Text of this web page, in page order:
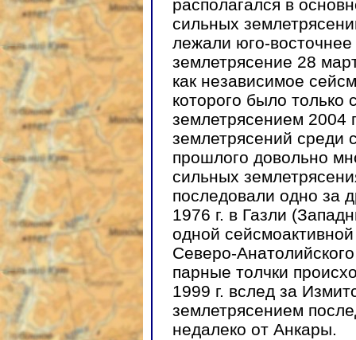
располагался в
сильных
лежали юго-
землетрясение 28
как независимое
которого было
землетрясением 2004
землетрясений среди
прошлого довольно
сильных
последовали одно за
1976 г. в Газли
одной
Северо-
парные толчки
1999 г. вслед за
землетрясением
недалеко от Анкары.